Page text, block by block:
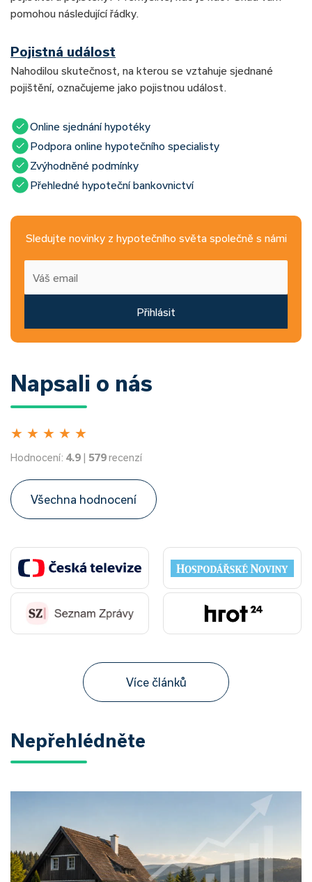
pomohou následující řádky.
Pojistná událost
Nahodilou skutečnost, na kterou se vztahuje sjednané
pojištění, označujeme jako pojistnou událost.
Online sjednání hypotéky
Podpora online hypotečního specialisty
Zvýhodněné podmínky
Přehledné hypoteční bankovnictví
Sledujte novinky z hypotečního světa společně s námi
Přihlásit
Napsali o nás
★ ★ ★ ★ ★
Hodnocení: 4.9 | 579recenzí
Všechna hodnocení
Více článků
Nepřehlédněte